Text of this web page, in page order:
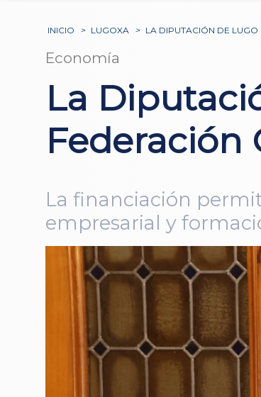
INICIO > LUGOXA > LA DIPUTACIÓN DE
Economía
La
Federación
La financiación
empresarial y